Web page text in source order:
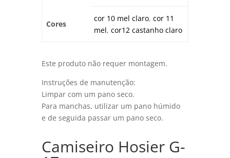
Cores
cor 10 mel claro, cor 11
mel, cor12 castanho claro
Este produto não requer montagem.
Instruções de manutenção:
Limpar com um pano seco.
Para manchas, utilizar um pano húmido
e de seguida passar um pano seco.
Camiseiro Hosier G-